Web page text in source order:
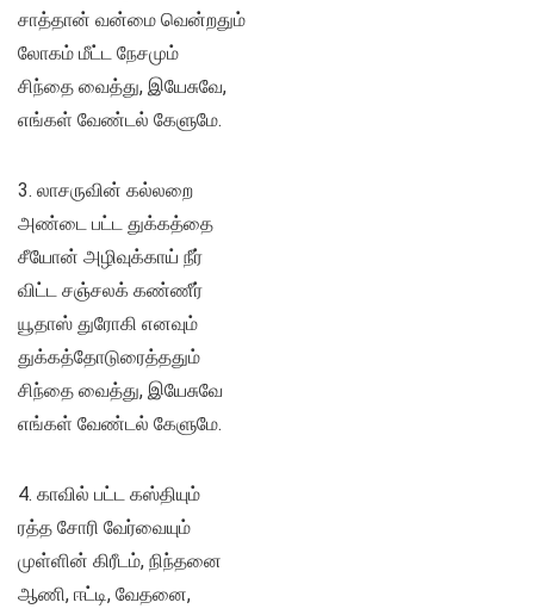
சாத்தான் வன்மை வென்றதும்
லோகம் மீட்ட நேசமும்
சிந்தை வைத்து, இயேசுவே,
எங்கள் வேண்டல் கேளுமே.
3. லாசருவின் கல்லறை
அண்டை பட்ட துக்கத்தை
சீயோன் அழிவுக்காய் நீர்
விட்ட சஞ்சலக் கண்ணீர்
யூதாஸ் துரோகி எனவும்
துக்கத்தோடுரைத்ததும்
சிந்தை வைத்து, இயேசுவே
எங்கள் வேண்டல் கேளுமே.
4. காவில் பட்ட கஸ்தியும்
ரத்த சோரி வேர்வையும்
முள்ளின் கிரீடம், நிந்தனை
ஆணி, ஈட்டி, வேதனை,